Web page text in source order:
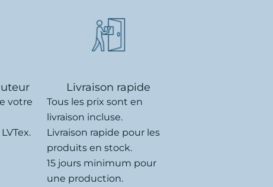
votre
Livraison rapide
Tous les prix sont en
livraison incluse.
Livraison rapide pour les
produits en stock.
15 jours minimum pour
une production.